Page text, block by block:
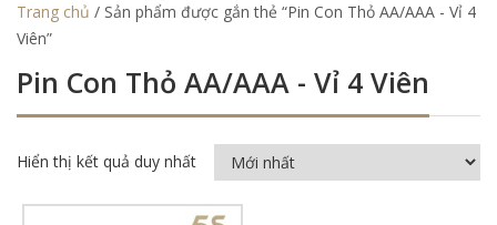
Trang chủ / Sản phẩm được gắn thẻ “Pin Con Thỏ AA/AAA - Vỉ 4
Viên”
Pin Con Thỏ AA/AAA - Vỉ 4 Viên
Hiển thị kết quả duy nhất